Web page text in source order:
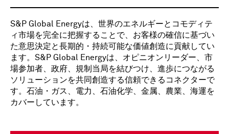
S&P Global Energyは、世界のエネルギーとコモディテ
ィ市場を完全に把握することで、お客様の確信に基づい
た意思決定と長期的・持続可能な価値創造に貢献してい
ます。S&P Global Energyは、オピニオンリーダー、市
場参加者、政府、規制当局を結びつけ、進歩につながる
ソリューションを共同創造する信頼できるコネクターで
す。石油・ガス、電力、石油化学、金属、農業、海運を
カバーしています。